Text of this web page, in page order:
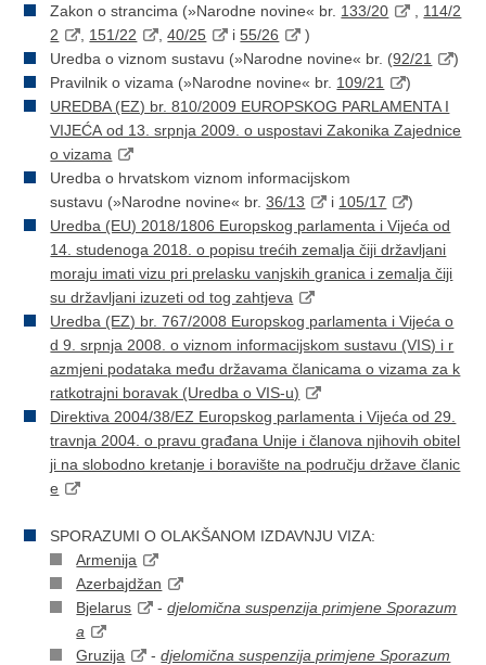
Zakon o strancima (»Narodne novine« br. 133/20
114/2
2
151/22 ,40/25 i55/26
)
Uredba o viznom sustavu (»Narodne novine« br. (92/21
)
Pravilnik o vizama (»Narodne novine« br. 109/21
)
UREDBA (EZ) br. 810/2009 EUROPSKOG PARLAMENTA I
VIJEĆA od 13. srpnja 2009. o uspostavi Zakonika Zajednice
o vizama
Uredba o hrvatskom viznom informacijskom
sustavu (»Narodne novine« br.36/13 i 105/17
)
Uredba (EU) 2018/1806 Europskog parlamenta i Vijeća od
14. studenoga 2018. o popisu trećih zemalja čiji državljani
moraju imati vizu pri prelasku vanjskih granica i zemalja čiji
su državljani izuzeti od tog zahtjeva
Uredba (EZ) br. 767/2008 Europskog parlamenta i Vijeća o
d 9. srpnja 2008. o viznom informacijskom sustavu (VIS) i r
azmjeni podataka među državama članicama o vizama za k
ratkotrajni boravak (Uredba o VIS-u)
Direktiva 2004/38/EZ Europskog parlamenta i Vijeća od 29.
travnja 2004. o pravu građana Unije i članova njihovih obitel
ji na slobodno kretanje i boravište na području države članic
e
SPORAZUMI O OLAKŠANOM IZDAVNJU VIZA:
Armenija
Azerbajdžan
Bjelarus
-djelomična suspenzija primjene Sporazum
a
Gruzija
-djelomična suspenzija primjene Sporazum